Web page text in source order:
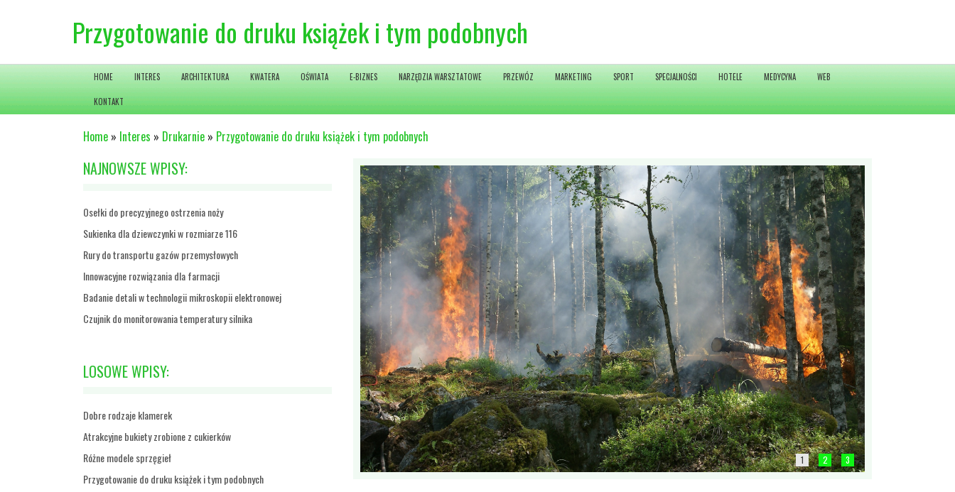
Przygotowanie do druku książek i tym podobnych
HOME INTERES ARCHITEKTURA KWATERA OŚWIATA E-BIZNES NARZĘDZIA WARSZTATOWE PRZEWÓZ MARKETING SPORT SPECJALNOŚCI HOTELE MEDYCYNA WEB
KONTAKT
Home » Interes » Drukarnie » Przygotowanie do druku książek i tym podobnych
NAJNOWSZE WPISY:
Osełki do precyzyjnego ostrzenia noży
Sukienka dla dziewczynki w rozmiarze 116
Rury do transportu gazów przemysłowych
Innowacyjne rozwiązania dla farmacji
Badanie detali w technologii mikroskopii elektronowej
Czujnik do monitorowania temperatury silnika
LOSOWE WPISY:
Dobre rodzaje klamerek
Atrakcyjne bukiety zrobione z cukierków
Różne modele sprzęgieł
Przygotowanie do druku książek i tym podobnych
1 2 3